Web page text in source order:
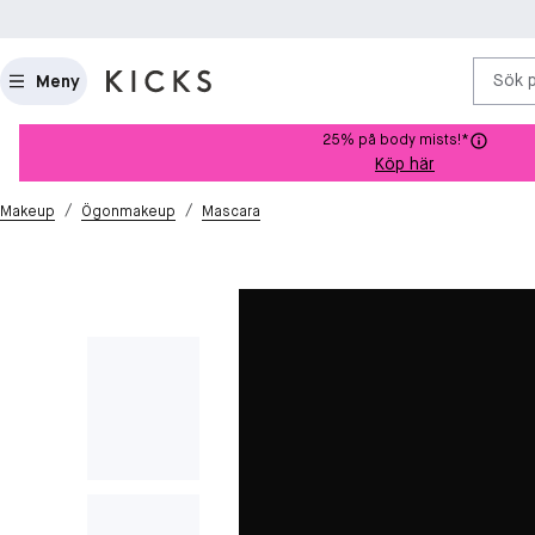
Meny Sök
25% på body mists!*
Köp här
Makeup / Ögonmakeup / Mascara